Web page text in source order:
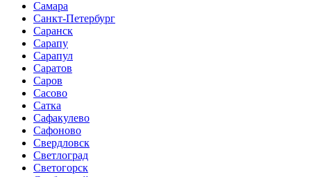
Самара
Санкт-Петербург
Саранск
Сарапу
Сарапул
Саратов
Саров
Сасово
Сатка
Сафакулево
Сафоново
Свердловск
Светлоград
Светогорск